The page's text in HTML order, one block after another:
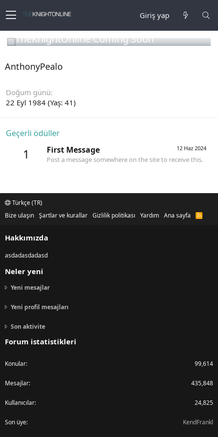
Giriş yap
TheKnightOnline Coming Soon
AnthonyPealo
Doğum günü
22 Eyl 1984 (Yaş: 41)
Geçerli ödüller
1 12 Haz 2024
First Message
Post a message somewhere on the site to receive this.
Türkçe (TR)
Bize ulaşın Şartlar ve kurallar Gizlilik politikası Yardım Ana sayfa
R
Hakkımızda
asdadasdadasd
Neler yeni
Yeni mesajlar
Yeni profil mesajları
Son aktivite
Forum istatistikleri
Konular 99,614
Mesajlar 435,848
Kullanıcılar 24,825
Son üye KendFrankl